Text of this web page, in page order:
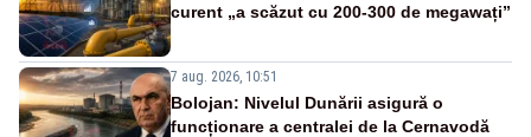
curent „a scăzut cu 200-300 de megawați”
7 aug. 2026, 10:51
Bolojan: Nivelul Dunării asigură o
funcționare a centralei de la Cernavodă